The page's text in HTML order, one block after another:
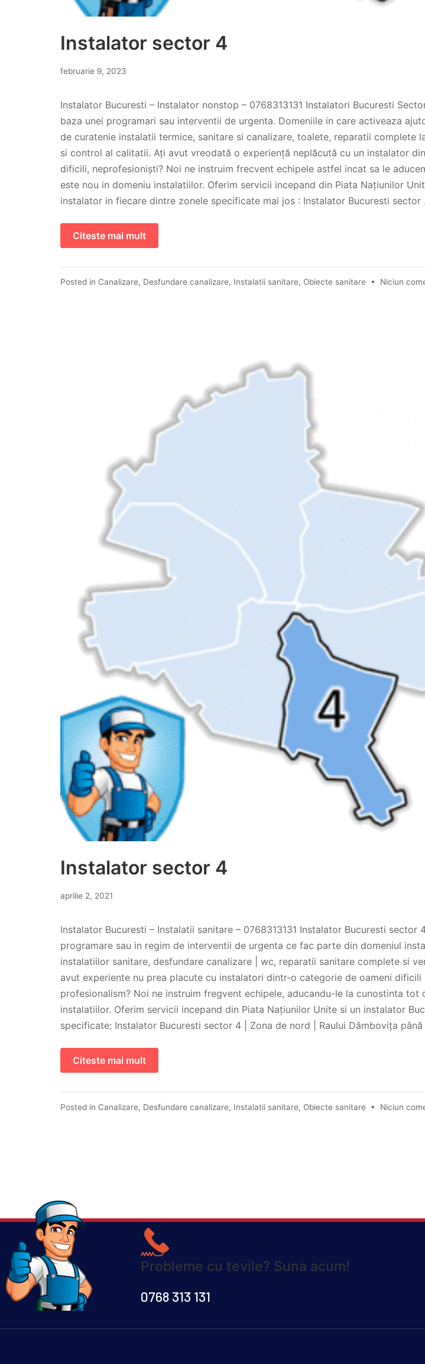
Instalator sector 4
februarie 9, 2023
Instalator Bucuresti – Instalator nonstop – 0768313131 Instalatori Bucuresti
baza unei programari sau interventii de urgenta. Domeniile in care activeaza
de curatenie instalatii termice, sanitare si canalizare, toalete, reparatii complete
si control al calitatii. Ați avut vreodată o experiență neplăcută cu un instalator
dificili, neprofesioniști? Noi ne instruim frecvent echipele astfel incat sa le
este nou in domeniu instalatiilor. Oferim servicii incepand din Piata Națiunilor
instalator in fiecare dintre zonele specificate mai jos : Instalator Bucuresti sector
Citeste mai mult
Posted in Canalizare, Desfundare canalizare, Instalatii sanitare, Obiecte sanitare • Niciun
Instalator sector 4
aprilie 2, 2021
Instalator Bucuresti – Instalatii sanitare – 0768313131 Instalator Bucuresti sector
programare sau in regim de interventii de urgenta ce fac parte din domeniul
instalatiilor sanitare, desfundare canalizare | wc, reparatii sanitare complete si
avut experiente nu prea placute cu instalatori dintr-o categorie de oameni dificili
profesionalism? Noi ne instruim fregvent echipele, aducandu-le la cunostinta tot
instalatiilor. Oferim servicii incepand din Piata Națiunilor Unite si un instalator
specificate: Instalator Bucuresti sector 4 | Zona de nord | Raului Dâmbovița
Citeste mai mult
Posted in Canalizare, Desfundare canalizare, Instalatii sanitare, Obiecte sanitare • Niciun
Probleme cu tevile? Suna acum!
0768 313 131